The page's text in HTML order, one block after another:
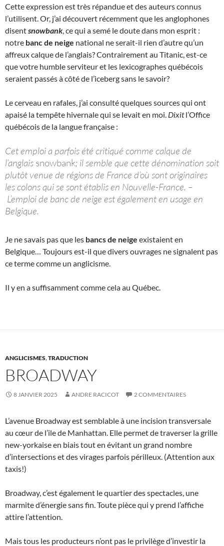
Cette expression est très répandue et des auteurs connus
l’utilisent. Or, j’ai découvert récemment que les anglophones
disentsnowbank , ce qui a semé le doute dans mon esprit :
notre banc de neige national ne serait-il rien d’autre qu’un
affreux calque de l’anglais? Contrairement au Titanic, est-ce
que votre humble serviteur et les lexicographes québécois
seraient passés à côté de l’iceberg sans le savoir?
Le cerveau en rafales, j’ai consulté quelques sources qui ont
apaisé la tempête hivernale qui se levait en moi. Dixitl’Office
québécois de la langue française :
Cet emploi a parfois été critiqué comme calque de
l’anglais snowbank; il semble que cette dénomination soit
plutôt venue de régions de France d’où sont originaires
les colons qui se sont établis en Nouvelle-France. –
L’emploi de banc de neige est également en usage en
Belgique.
Je ne savais pas que les bancs de neige existaient en
Belgique… Toujours est-il que divers ouvrages ne signalent pas
ce terme comme un anglicisme.
Il y en a suffisamment comme cela au Québec.
ANGLICISMES,TRADUCTION
BROADWAY
8 JANVIER 2025 ANDRE RACICOT 2 COMMENTAIRES
L’avenue Broadway est semblable à une incision transversale
au cœur de l’ile de Manhattan. Elle permet de traverser la grille
new-yorkaise en biais tout en évitant un grand nombre
d’intersections et des virages parfois périlleux. (Attention aux
taxis!)
Broadway, c’est également le quartier des spectacles, une
marmite d’énergie sans fin. Toute pièce qui y prend l’affiche
attire l’attention.
Mais tous les producteurs n’ont pas le privilège d’investir la